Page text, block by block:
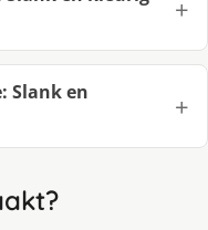
Slank en